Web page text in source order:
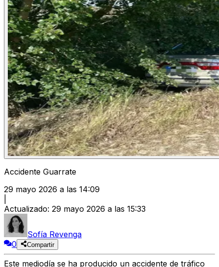
Accidente Guarrate
29 mayo 2026 a las 14:09
Actualizado: 29 mayo 2026 a las 15:33
Sofía Revenga
0
Compartir
Este mediodía se ha producido un accidente de tráfico